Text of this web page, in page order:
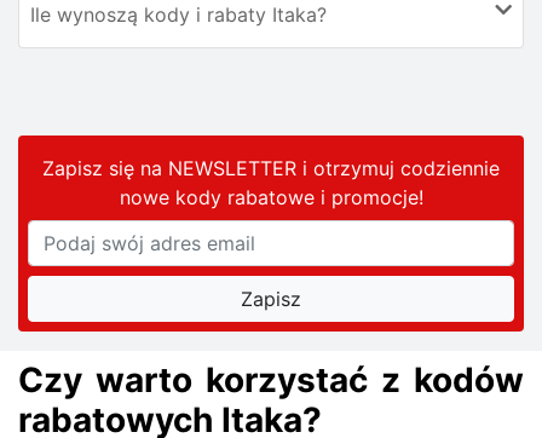
Ile wynoszą kody i rabaty Itaka?
Zapisz się na NEWSLETTER i otrzymuj codziennie
nowe kody rabatowei promocje!
Czy warto korzystać z kodów
rabatowych Itaka?